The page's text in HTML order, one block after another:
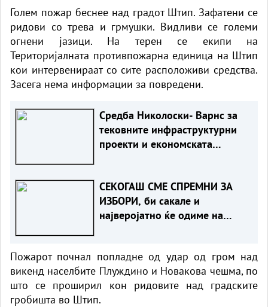
Голем пожар беснее над градот Штип. Зафатени се
ридови со трева и грмушки. Видливи се големи
огнени јазици. На терен се екипи на
Територијалната противпожарна единица на Штип
кои интервенираат со сите расположиви средства.
Засега нема информации за повредени.
Средба Николоски- Варнс за
тековните инфраструктурни
проекти и економската
СЕКОГАШ СМЕ СПРЕМНИ ЗА
ИЗБОРИ, би сакале и
најверојатно ќе одиме на
Пожарот почнал попладне од удар од гром над
викенд населбите Плуждино и Новакова чешма, по
што се проширил кон ридовите над градските
гробишта во Штип.